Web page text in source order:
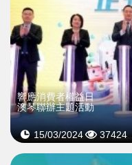
響應消費者權益日
澳琴聯辦主題活動
15/03/2024 37424